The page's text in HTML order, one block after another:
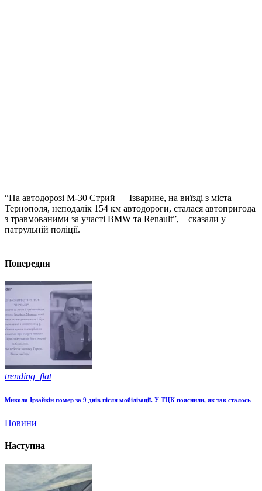
“На автодорозі М-30 Стрий — Ізварине, на виїзді з міста
Тернополя, неподалік 154 км автодороги, сталася автопригода
з травмованими за участі BMW та Renault”, – сказали у
патрульній поліції.
Попередня
trending_flat
Микола Ірзайкін помер за 9 днів після мобілізації. У ТЦК пояснили, як так сталось
Новини
Наступна